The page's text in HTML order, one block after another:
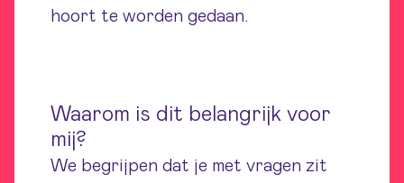
hoort te worden gedaan.
Waarom is dit belangrijk voor
mij?
We begrijpen dat je met vragen zit